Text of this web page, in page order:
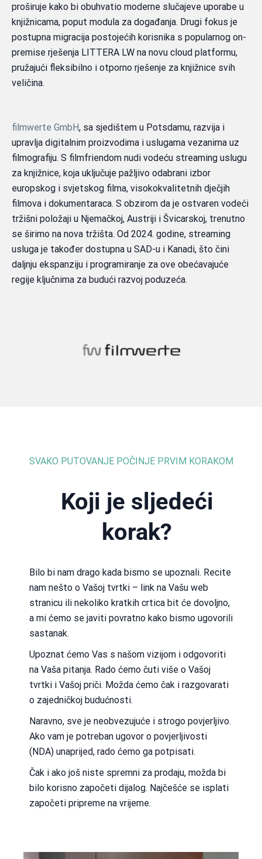
proširuje kako bi obuhvatio moderne slučajeve uporabe u
knjižnicama, poput modula za događanja. Drugi fokus je
postupna migracija postojećih korisnika s popularnog on-
premise rješenja LITTERA LW na novu cloud platformu,
pružajući fleksibilno i otporno rješenje za knjižnice svih
veličina.
filmwerte GmbH, sa sjedištem u Potsdamu, razvija i
upravlja digitalnim proizvodima i uslugama vezanima uz
filmografiju. S filmfriendom nudi vodeću streaming uslugu
za knjižnice, koja uključuje pažljivo odabrani izbor
europskog i svjetskog filma, visokokvalitetnih dječjih
filmova i dokumentaraca. S obzirom da je ostvaren vodeći
tržišni položaji u Njemačkoj, Austriji i Švicarskoj, trenutno
se širimo na nova tržišta. Od 2024. godine, streaming
usluga je također dostupna u SAD-u i Kanadi, što čini
daljnju ekspanziju i programiranje za ove obećavajuće
regije ključnima za budući razvoj poduzeća.
SVAKO PUTOVANJE POČINJE PRVIM KORAKOM
Koji je sljedeći
korak?​
Bilo bi nam drago kada bismo se upoznali. Recite
nam nešto o Vašoj tvrtki – link na Vašu web
stranicu ili nekoliko kratkih crtica bit će dovoljno,
a mi ćemo se javiti povratno kako bismo ugovorili
sastanak.
Upoznat ćemo Vas s našom vizijom i odgovoriti
na Vaša pitanja. Rado ćemo čuti više o Vašoj
tvrtki i Vašoj priči. Možda ćemo čak i razgovarati
o zajedničkoj budućnosti.
Naravno, sve je neobvezujuće i strogo povjerljivo.
Ako vam je potreban ugovor o povjerljivosti
(NDA) unaprijed, rado ćemo ga potpisati.
Čak i ako još niste spremni za prodaju, možda bi
bilo korisno započeti dijalog. Najčešće se isplati
započeti pripreme na vrijeme.